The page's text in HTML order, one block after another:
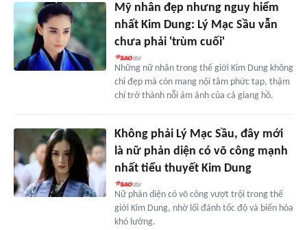
Mỹ nhân đẹp nhưng nguy hiểm
nhất Kim Dung: Lý Mạc Sầu vẫn
chưa phải 'trùm cuối'
Những nữ nhân trong thế giới Kim Dung không
chỉ đẹp mà còn mang nội tâm phức tạp, thậm
chí trở thành nỗi ám ảnh của cả giang hồ.
Không phải Lý Mạc Sầu, đây mới
là nữ phản diện có võ công mạnh
nhất tiểu thuyết Kim Dung
Nữ phản diện có võ công vượt trội trong thế
giới Kim Dung, nhờ lối đánh tốc độ và biến hóa
khó lường.